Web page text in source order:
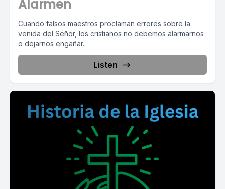
Alarmen
Cuando falsos maestros proclaman errores sobre la
venida del Señor, los cristianos no debemos alarmarnos
o dejarnos engañar.
Listen